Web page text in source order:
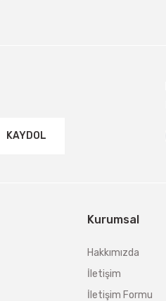
KAYDOL
Kurumsal
Hakkımızda
İletişim
İletişim Formu